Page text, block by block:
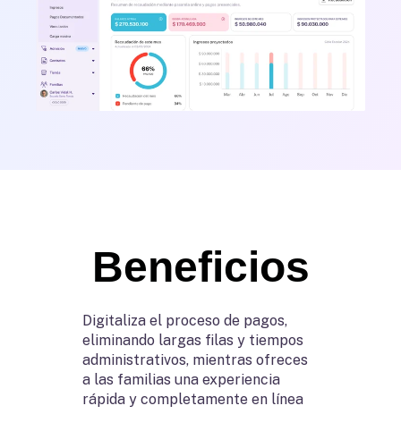
Beneficios
Digitaliza el proceso de pagos,
eliminando largas filas y tiempos
administrativos, mientras ofreces
a las familias una experiencia
rápida y completamente en línea